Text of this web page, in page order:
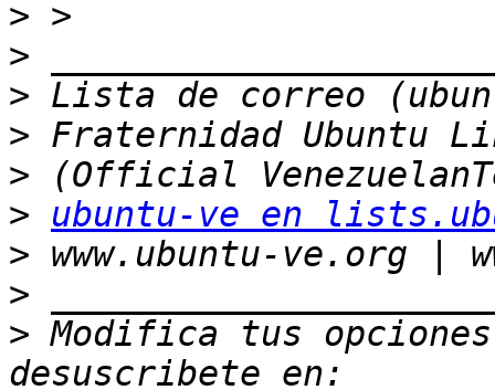
>
>
>
>
>
>
ubuntu-ve en
>
>
> Modifica tus